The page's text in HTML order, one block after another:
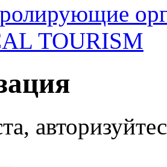
TOURISM